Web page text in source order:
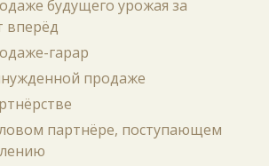
будущего урожая за
вперёд
гарар
продаже
партнёре, поступающем